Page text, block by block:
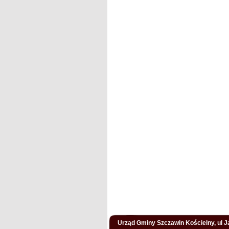
Urząd Gminy Szczawin Kościelny, ul